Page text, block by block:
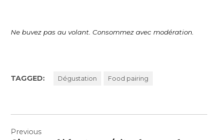
Ne buvez pas au volant. Consommez avec modération.
TAGGED: Dégustation Food pairing
de
Previous